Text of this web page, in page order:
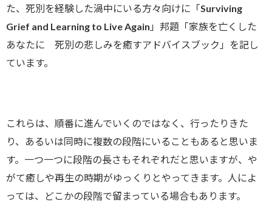
た、死別を経験した渦中にいる方々向けに「Surviving
Grief and Learning to Live Again」邦題「家族を亡くした
あなたに 死別の悲しみを癒すアドバイスブック」を記し
ています。
これらは、順番に進んでいくのではなく、行ったりきた
り、あるいは同時に複数の段階にいることもあると思いま
す。一つ一つに段階の長さもそれぞれだと思いますが、や
がて癒しや再生の時期がゆっくりとやってきます。人によ
っては、どこかの段階で留まっている場合もあります。